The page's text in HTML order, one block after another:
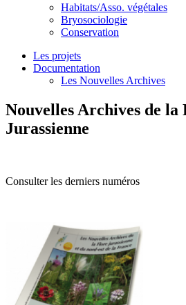
Habitats/Asso. végétales
Bryosociologie
Conservation
Les projets
Documentation
Les Nouvelles Archives
Nouvelles Archives de la
Jurassienne
Consulter les derniers numéros